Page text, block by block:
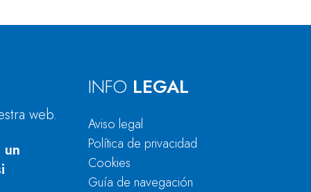
web.
un
INFO LEGAL
Aviso legal
Política de privacidad
Cookies
Guía de navegación